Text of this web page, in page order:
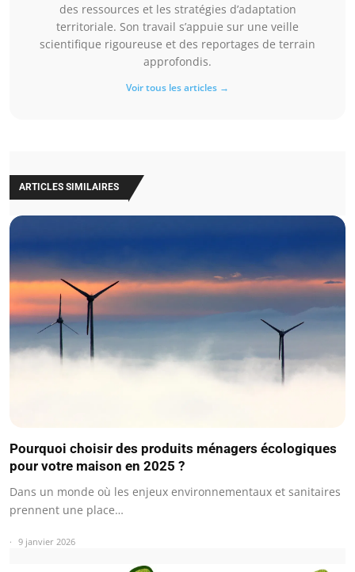
des ressources et les stratégies d’adaptation
territoriale. Son travail s’appuie sur une veille
scientifique rigoureuse et des reportages de terrain
approfondis.
Voir tous les articles →
ARTICLES SIMILAIRES
Pourquoi choisir des produits ménagers écologiques
pour votre maison en 2025 ?
Dans un monde où les enjeux environnementaux et sanitaires
prennent une place…
9 janvier 2026